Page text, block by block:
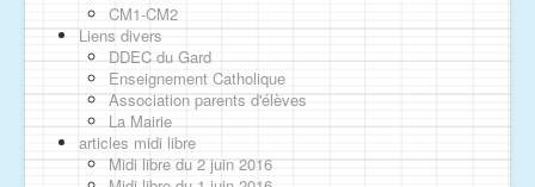
CM1-CM2
Liens divers
DDEC du Gard
Enseignement Catholique
Association parents d'élèves
La Mairie
articles midi libre
Midi libre du 2 juin 2016